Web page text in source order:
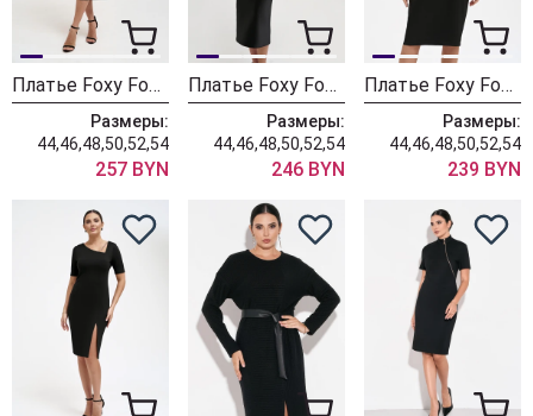
Платье Foxy Fox 1543
Размеры:
44,46,48,50,52,54
257 BYN
Платье Foxy Fox 1541 черный
Размеры:
44,46,48,50,52,54
246 BYN
Платье Foxy Fox 1540 черный
Размеры:
44,46,48,50,52,54
239 BYN